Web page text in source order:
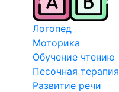
Логопед
Моторика
Обучение чтению
Песочная терапия
Развитие речи